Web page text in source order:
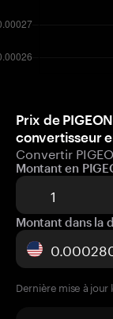
Prix de
convertisseur
Convertir
Montant en
Montant dans la
Dernière mise à jour